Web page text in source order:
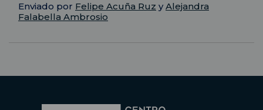
Enviado por Felipe Acuña Ruz yAlejandra
Falabella Ambrosio